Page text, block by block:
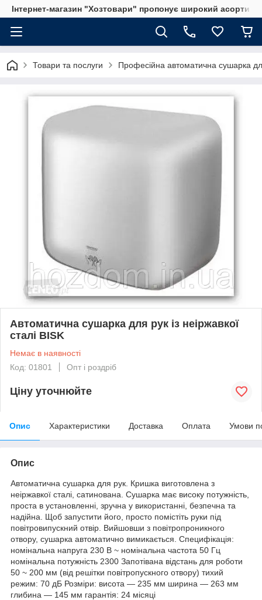
Інтернет-магазин "Хозтовари" пропонує широкий
Товари та послуги Професійна автоматична сушарка
Автоматична сушарка для рук із неіржавкої
сталі BISK
Немає в наявності
Код: 01801
Опт і роздріб
Ціну уточнюйте
Опис Характеристики Доставка Оплата Умови
Опис
Автоматична сушарка для рук. Кришка виготовлена з
неіржавкої сталі, сатинована. Сушарка має високу потужність,
проста в установленні, зручна у використанні, безпечна та
надійна. Щоб запустити його, просто помістіть руки під
повітровипускний отвір. Вийшовши з повітропроникного
отвору, сушарка автоматично вимикається. Специфікація:
номінальна напруга 230 В ~ номінальна частота 50 Гц
номінальна потужність 2300 Запотівана відстань для роботи
50 ~ 200 мм (від решітки повітропускного отвору) тихий
режим: 70 дБ Розміри: висота — 235 мм ширина — 263 мм
глибина — 145 мм гарантія: 24 місяці